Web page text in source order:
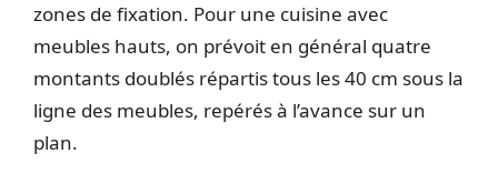
zones de fixation. Pour une cuisine avec
meubles hauts, on prévoit en général quatre
montants doublés répartis tous les 40 cm sous la
ligne des meubles, repérés à l’avance sur un
plan.